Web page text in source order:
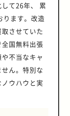
て26年、 累
ります。改造
させていた
国無料出張
不当なキャ
ん。特別な
ウハウと実